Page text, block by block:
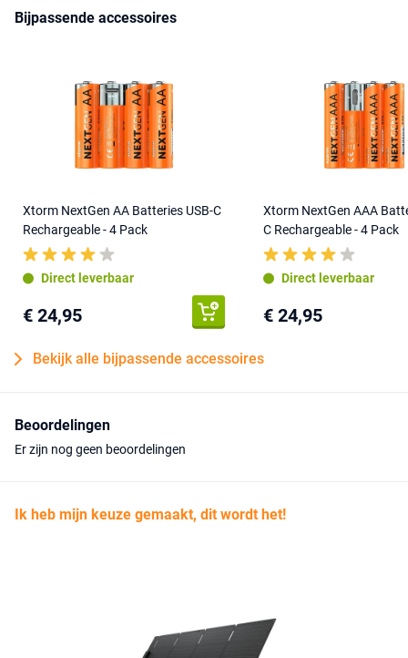
Bijpassende accessoires
Xtorm NextGen AA Batteries USB-C
Rechargeable - 4 Pack
Direct leverbaar
€ 24,95
Xtorm NextGen AAA
C Rechargeable - 4 Pack
Direct leverbaar
€ 24,95
Bekijk alle bijpassende accessoires
Beoordelingen
Er zijn nog geen beoordelingen
Ik heb mijn keuze gemaakt, dit wordt het!